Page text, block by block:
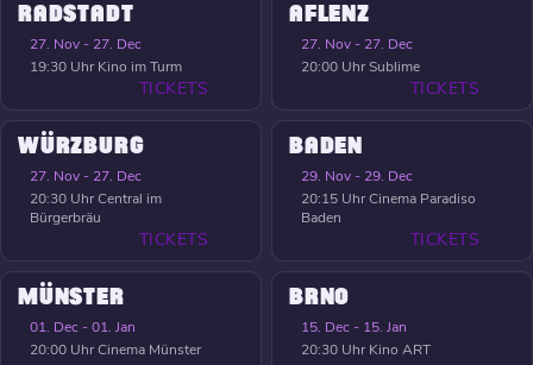
RADSTADT
27. Nov - 27. Dec
19:30 Uhr Kino im Turm
TICKETS
AFLENZ
27. Nov - 27. Dec
20:00 UhrSublime
TICKETS
WÜRZBURG
27. Nov - 27. Dec
20:30 UhrCentral im
Bürgerbräu
TICKETS
BADEN
29. Nov - 29. Dec
20:15 UhrCinema Paradiso
Baden
TICKETS
MÜNSTER
01. Dec - 01. Jan
20:00 UhrCinema Münster
BRNO
15. Dec - 15. Jan
20:30 Uhr Kino ART